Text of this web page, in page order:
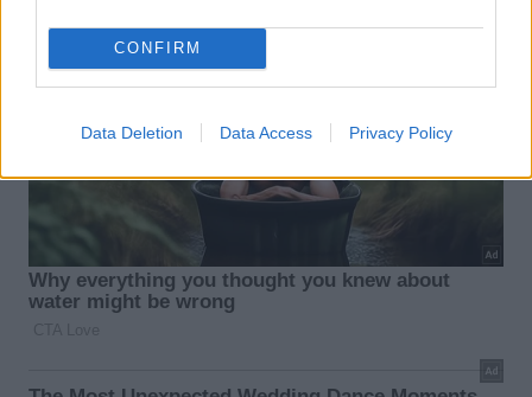
CONFIRM
Data Deletion Data Access Privacy Policy